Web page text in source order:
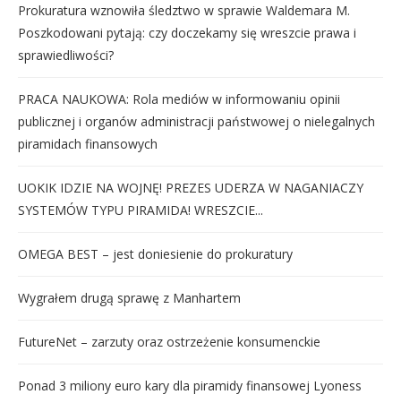
Prokuratura wznowiła śledztwo w sprawie Waldemara M.
Poszkodowani pytają: czy doczekamy się wreszcie prawa i
sprawiedliwości?
PRACA NAUKOWA: Rola mediów w informowaniu opinii
publicznej i organów administracji państwowej o nielegalnych
piramidach finansowych
UOKIK IDZIE NA WOJNĘ! PREZES UDERZA W NAGANIACZY
SYSTEMÓW TYPU PIRAMIDA! WRESZCIE...
OMEGA BEST – jest doniesienie do prokuratury
Wygrałem drugą sprawę z Manhartem
FutureNet – zarzuty oraz ostrzeżenie konsumenckie
Ponad 3 miliony euro kary dla piramidy finansowej Lyoness